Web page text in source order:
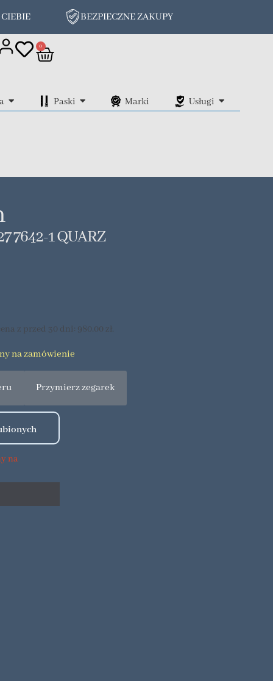
BEZPIECZNE ZAKUPY
0
Paski Marki Usługi
7642-1 QUARZ
z przed 30 dni: 980.00 zł.
na zamówienie
Przymierz zegarek
na